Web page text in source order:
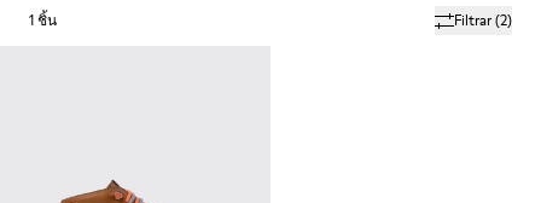
Filtrar(2)
1ชิ้น